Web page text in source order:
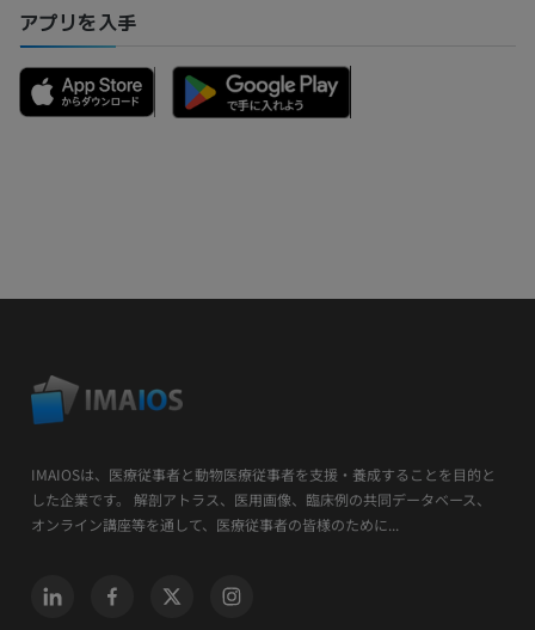
アプリを入手
IMAIOSは、医療従事者と動物医療従事者を支援・養成することを目的と
した企業です。 解剖アトラス、医用画像、臨床例の共同データベース、
オンライン講座等を通して、医療従事者の皆様のために...